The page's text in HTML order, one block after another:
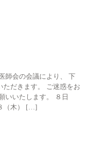
師会の会議により、 下
ただきます。 ご迷惑をお
いいたします。 ８日
（木） […]